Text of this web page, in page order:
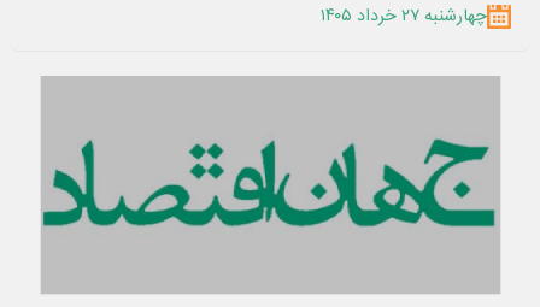
چهارشنبه ۲۷ خرداد ۱۴۰۵